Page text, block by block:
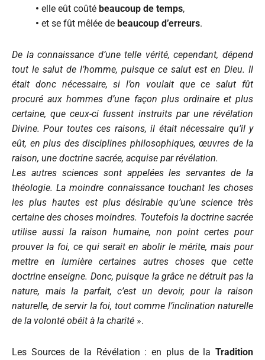
• elle eût coûté beaucoup de temps,
• et se fût mêlée de beaucoup d’erreurs.
De la connaissance d’une telle vérité, cependant, dépend
tout le salut de l’homme, puisque ce salut est en Dieu. Il
était donc nécessaire, si l’on voulait que ce salut fût
procuré aux hommes d’une façon plus ordinaire et plus
certaine, que ceux-ci fussent instruits par une révélation
Divine. Pour toutes ces raisons, il était nécessaire qu’il y
eût, en plus des disciplines philosophiques, œuvres de la
raison, une doctrine sacrée, acquise par révélation.
Les autres sciences sont appelées les servantes de la
théologie. La moindre connaissance touchant les choses
les plus hautes est plus désirable qu’une science très
certaine des choses moindres. Toutefois la doctrine sacrée
utilise aussi la raison humaine, non point certes pour
prouver la foi, ce qui serait en abolir le mérite, mais pour
mettre en lumière certaines autres choses que cette
doctrine enseigne. Donc, puisque la grâce ne détruit pas la
nature, mais la parfait, c’est un devoir, pour la raison
naturelle, de servir la foi, tout comme l’inclination naturelle
de la volonté obéit à la charité ».
Les Sources de la Révélation : en plus de la Tradition